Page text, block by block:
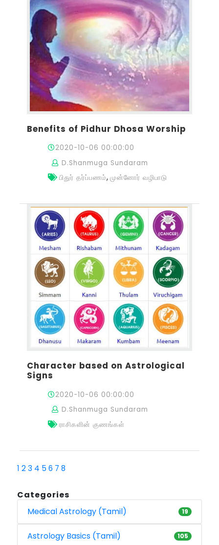
Benefits of Pidhur Dhosa Worship
2020-10-06 00:00:00
D.Shanmuga Sundaram
பிதுர் தர்ப்பணம்,முன்னோர் வழிபாடு
Character based on Astrological
Signs
2020-10-06 00:00:00
D.Shanmuga Sundaram
ராசிகளின் குணங்கள்
1 23 4 5 6 7 8
Categories
Medical Astrology (Tamil)
19
Astrology Basics (Tamil) 105